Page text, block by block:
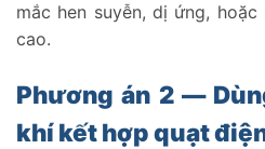
mắc hen suyễn, dị ứng,
cao.
Phương án 2 —
khí kết hợp quạt